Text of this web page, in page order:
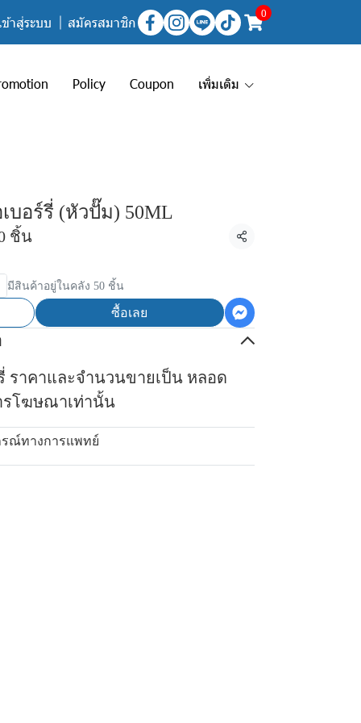
ข้าสู่ระบบ สมัครสมาชิก
0
Policy Coupon เพิ่มเติม
บอร์รี่ (หัวปั๊ม) 50ML
ชิ้น
แชร์
มีสินค้าอยู่ในคลัง 50 ชิ้น
ซื้อเลย
ราคาและจำนวนขายเป็น หลอด
รโฆษณาเท่านั้น
ณ์ทางการแพทย์